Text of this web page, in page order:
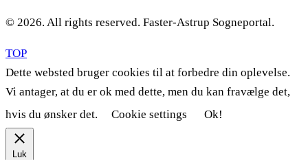
© 2026. All rights reserved. Faster-Astrup Sogneportal.
TOP
Dette websted bruger cookies til at forbedre din oplevelse.
Vi antager, at du er ok med dette, men du kan fravælge det,
hvis du ønsker det.
Cookie settings Ok!
Luk